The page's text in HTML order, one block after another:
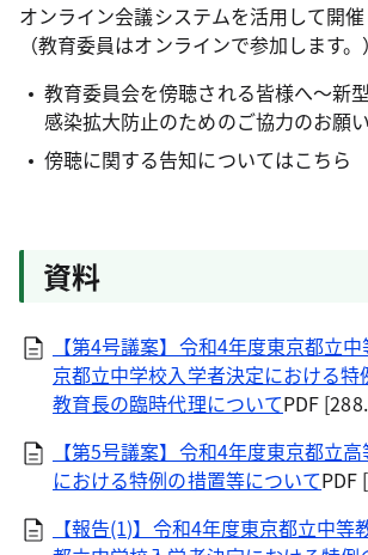
オンライン会議システムを活用して開催
（教育委員はオンラインで参加します。）
教育委員会を傍聴される皆様へ～新
感染拡大防止のためのご協力のお願
傍聴に関する告知についてはこちら
資料
【第4号議案】令和4年度東京都立
京都立中学校入学者決定における特
教育長の臨時代理についてPDF
【第5号議案】令和4年度東京都立
における特例の措置等についてPDF
【報告(1)】令和4年度東京都立中等